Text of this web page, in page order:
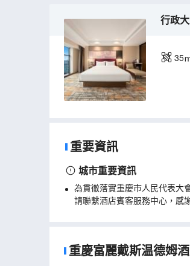
行政
35
重要資訊
城市重要資訊
為貫徹落實重慶市人民代表大
請聯繫酒店賓客服務中心，感
重慶富麗戴斯温德姆